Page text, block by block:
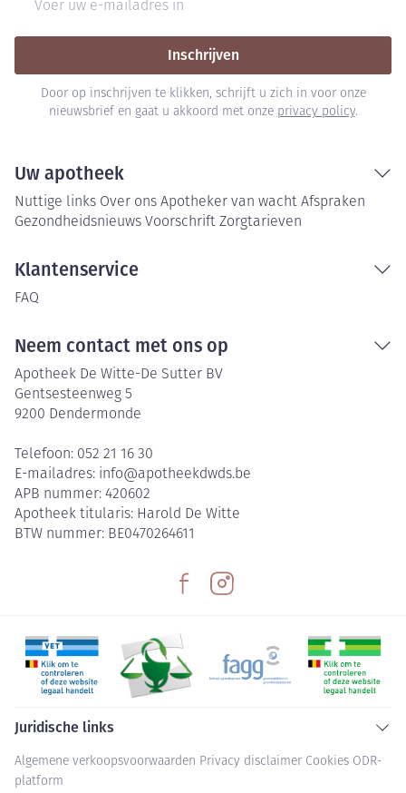
Inschrijven
Door op inschrijven te klikken, schrijft u zich in voor onze
nieuwsbrief en gaat u akkoord met onze privacy policy.
Uw apotheek
Nuttige links Over ons Apotheker van wacht Afspraken
Gezondheidsnieuws Voorschrift Zorgtarieven
Klantenservice
FAQ
Neem contact met ons op
Apotheek De Witte-De Sutter BV
Gentsesteenweg 5
9200 Dendermonde
Telefoon: 052 21 16 30
E-mailadres: info@apotheekdwds.be
APB nummer: 420602
Apotheek titularis: Harold De Witte
BTW nummer: BE0470264611
Juridische links
Algemene verkoopsvoorwaarden Privacy disclaimer Cookies ODR-
platform